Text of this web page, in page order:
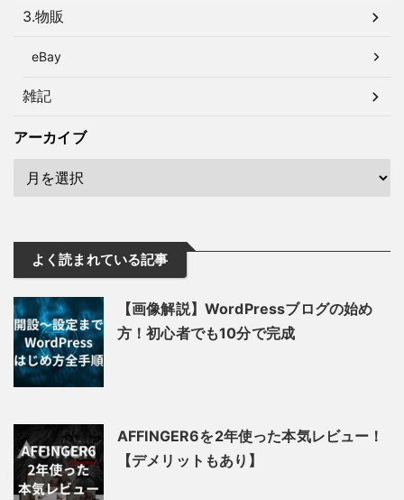
3.物販
eBay
雑記
アーカイブ
よく読まれている記事
【画像解説】WordPressブログの始め
方！初心者でも10分で完成
AFFINGER6を2年使った本気レビュー！
【デメリットもあり】